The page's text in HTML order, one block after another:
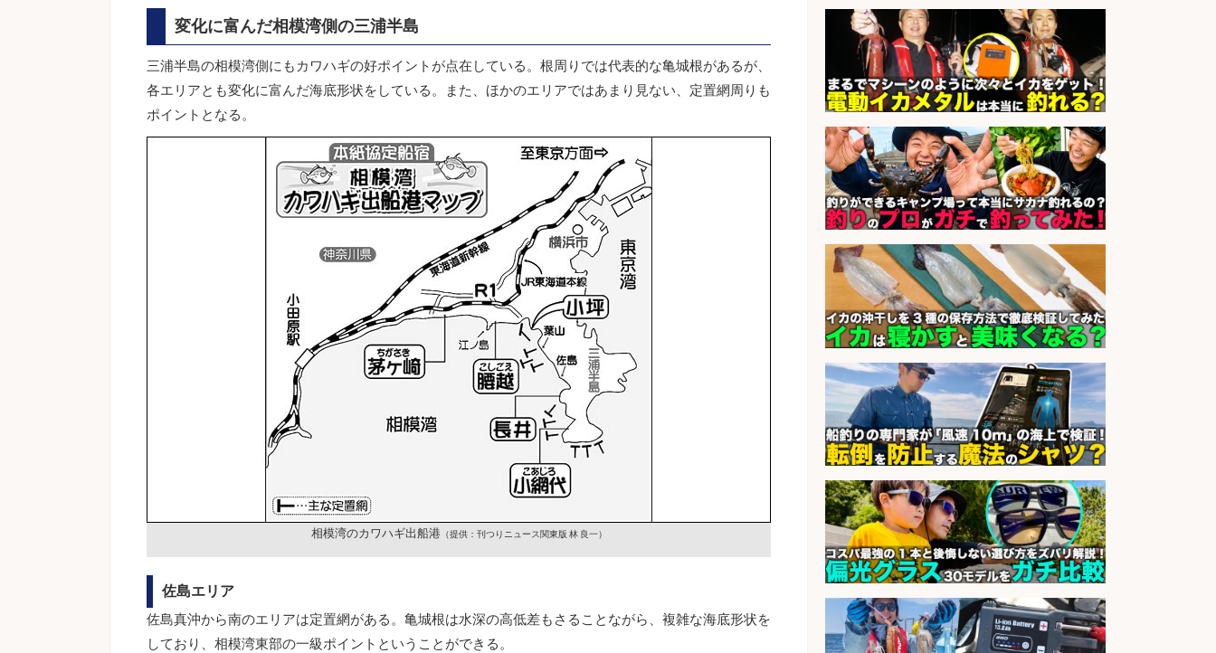
変化に富んだ相模湾側の三浦半島
三浦半島の相模湾側にもカワハギの好ポイントが点在している。根周りでは代表的な亀城根があるが、
各エリアとも変化に富んだ海底形状をしている。また、ほかのエリアではあまり見ない、定置網周りも
ポイントとなる。
相模湾のカワハギ出船港（提供：刊つりニュース関東版 林 良一）
佐島エリア
佐島真沖から南のエリアは定置網がある。亀城根は水深の高低差もさることながら、複雑な海底形状を
しており、相模湾東部の一級ポイントということができる。
sponsored by 求人ボックス
和食, 居酒屋/調理見習い・調理補助/
新鮮な魚料理×おでんの和食居酒屋
の若手スタッフ
会社名 サカナのハチベエ 矢場町店
sponsored by 求人ボックス
釣り具メーカーでの釣り竿の販売促
会社名 株式会社天龍
sponsored by 求人ボックス
倉庫での釣り用品の軽作業スタッ
フ/未経験歓迎/交通費支給/制服貸
与/正社員登用あり
会社名 株式会社REnista
sponsored by 求人ボックス
和食, 日本料理・懐石料理/店長・店
長候補/ライブ感が満載!魚の価値を
上げ、食とエンタメで地域を元気に!
店長候補募集
会社名
かし
sponsored by 求人ボックス